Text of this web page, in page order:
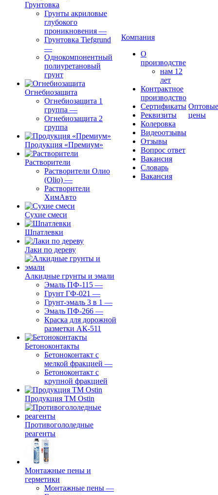
Грунтовка
Грунты акриловые
глубокого
проникновения —
Грунтовка Tiefgrund
—
Однокомпонентный
полиуретановый
грунт
Огнебиозащита
Огнебиозащита 1
группа —
Огнебиозащита 2
группа
Продукция «Премиум»
Растворители
Растворители Олио
(Olio) —
Растворители
ХимАвто
Сухие смеси
Шпатлевки
Лаки по дереву
Алкидные грунты и эмали
Эмаль ПФ-115 —
Грунт ГФ-021 —
Грунт-эмаль 3 в 1 —
Эмаль ПФ-266 —
Краска для дорожной
разметки АК-511
Бетоноконтакты
Бетоноконтакт с
мелкой фракцией —
Бетоноконтакт с
крупной фракцией
Продукция ТМ Ostin
Противогололедные
реагенты
Монтажные пены и
герметики
Монтажные пены —
Компания
О
производстве
нам 12
лет
Контрактное
производство
Сертификаты
Реквизиты
Колеровка
Видеоотзывы
Отзывы
Вопрос ответ
Вакансия
Словарь
Вакансия
Оптовые
цены